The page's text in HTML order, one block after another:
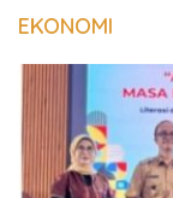
EKONOMI